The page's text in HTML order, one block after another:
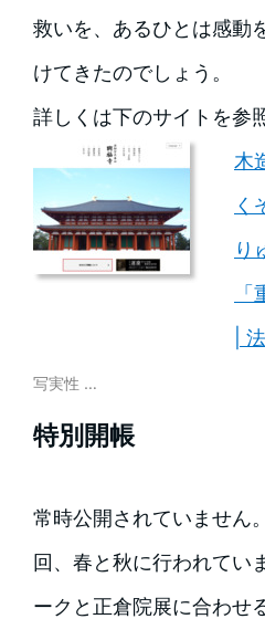
救いを、あるひとは感動
けてきたのでしょう。
詳しくは下のサイトを参
木
く
り
|
写実性 …
特別開帳
常時公開されていません
回、春と秋に行われてい
ークと正倉院展に合わせ